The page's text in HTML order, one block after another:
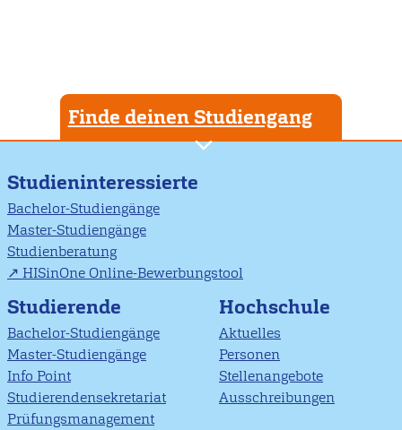
Finde deinen Studiengang
Studieninteressierte
Bachelor-Studiengänge
Master-Studiengänge
Studienberatung
HISinOne Online-Bewerbungstool
Studierende
Bachelor-Studiengänge
Master-Studiengänge
Info Point
Studierendensekretariat
Prüfungsmanagement
Hochschule
Aktuelles
Personen
Stellenangebote
Ausschreibungen